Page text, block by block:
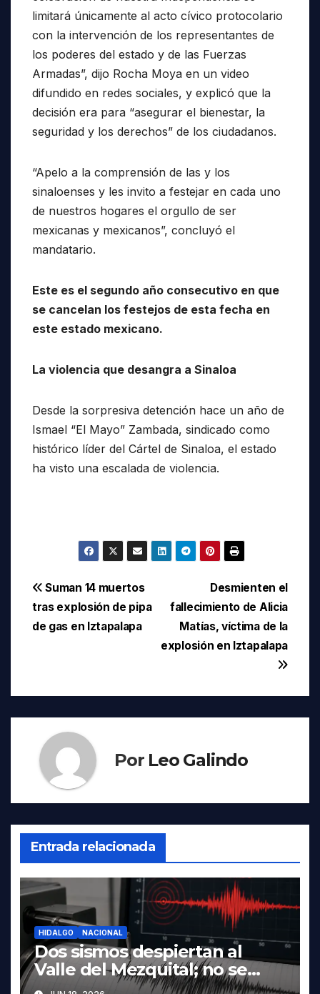
limitará únicamente al acto cívico protocolario
con la intervención de los representantes de
los poderes del estado y de las Fuerzas
Armadas”, dijo Rocha Moya en un video
difundido en redes sociales, y explicó que la
decisión era para “asegurar el bienestar, la
seguridad y los derechos” de los ciudadanos.
“Apelo a la comprensión de las y los
sinaloenses y les invito a festejar en cada uno
de nuestros hogares el orgullo de ser
mexicanas y mexicanos”, concluyó el
mandatario.
Este es el segundo año consecutivo en que
se cancelan los festejos de esta fecha en
este estado mexicano.
La violencia que desangra a Sinaloa
Desde la sorpresiva detención hace un año de
Ismael “El Mayo” Zambada, sindicado como
histórico líder del Cártel de Sinaloa, el estado
ha visto una escalada de violencia.
Navegación
de
Desmienten el
fallecimiento de Alicia
Matías, víctima de la
explosión en Iztapalapa
Suman 14 muertos
tras explosión de pipa
de gas en Iztapalapa
Por Leo Galindo
Entrada relacionada
HIDALGO NACIONAL
Dos sismos despiertan al
Valle del Mezquital; no se
reportan daños en Hidalgo